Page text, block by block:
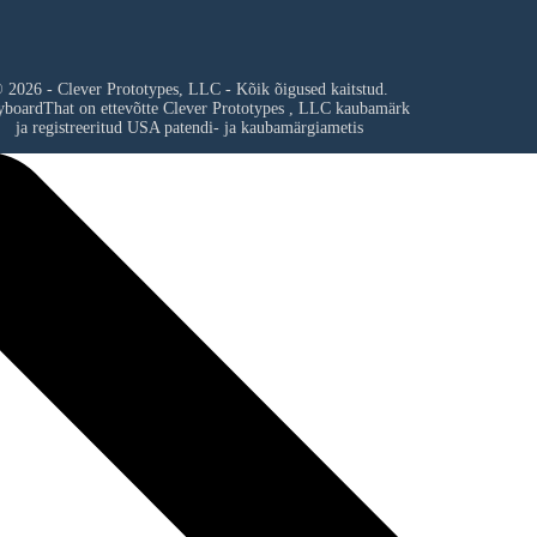
2026 - Clever Prototypes, LLC - Kõik õigused kaitstud.
on ettevõtte Clever Prototypes , LLC kaubamärk
ja registreeritud USA patendi- ja kaubamärgiametis